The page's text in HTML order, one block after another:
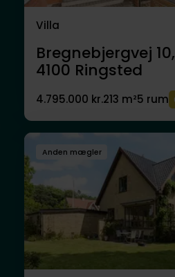
Villa
Bregnebjergvej 10,
4100 Ringsted
4.795.000 kr.213 m²5 rum
Anden mægler